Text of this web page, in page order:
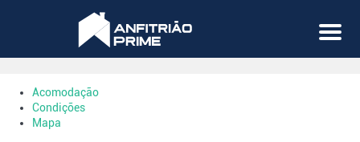
Menu
Acomodação
Condições
Mapa